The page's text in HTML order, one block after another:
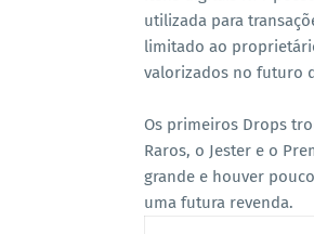
utilizada para
limitado ao
valorizados no futuro
Os primeiros Drops
Raros, o Jester e o
grande e houver
uma futura revenda.